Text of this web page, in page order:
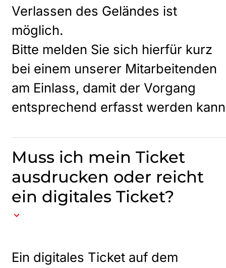
Verlassen des Geländes ist
möglich.
Bitte melden Sie sich hierfür kurz
bei einem unserer Mitarbeitenden
am Einlass, damit der Vorgang
entsprechend erfasst werden
Muss ich mein Ticket
ausdrucken oder reicht
ein digitales Ticket?
Ein digitales Ticket auf dem